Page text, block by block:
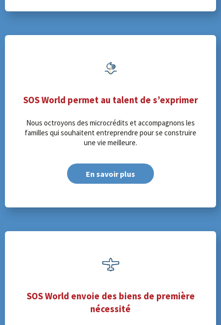
SOS World permet au talent de s’exprimer
Nous octroyons des microcrédits et accompagnons les
familles qui souhaitent entreprendre pour se construire
une vie meilleure.
En savoir plus
SOS World envoie des biens de première
nécessité